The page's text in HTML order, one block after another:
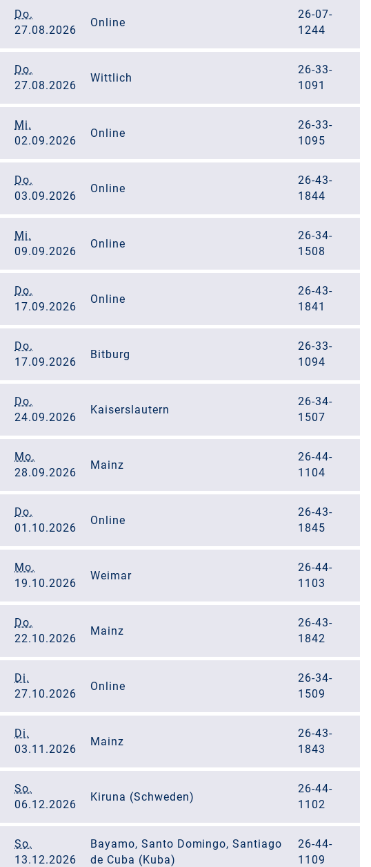
Do.
27.08.2026
Online
26-07-
1244
Do.
27.08.2026
Wittlich
26-33-
1091
Mi.
02.09.2026
Online
26-33-
1095
Do.
03.09.2026
Online
26-43-
1844
Mi.
09.09.2026
Online
26-34-
1508
Do.
17.09.2026
Online
26-43-
1841
Do.
17.09.2026
Bitburg
26-33-
1094
Do.
24.09.2026
Kaiserslautern
26-34-
1507
Mo.
28.09.2026
Mainz
26-44-
1104
Do.
01.10.2026
Online
26-43-
1845
Mo.
19.10.2026
Weimar
26-44-
1103
Do.
22.10.2026
Mainz
26-43-
1842
Di.
27.10.2026
Online
26-34-
1509
Di.
03.11.2026
Mainz
26-43-
1843
So.
06.12.2026
Kiruna (Schweden)
26-44-
1102
So.
13.12.2026
Bayamo, Santo Domingo, Santiago
de Cuba (Kuba)
26-44-
1109